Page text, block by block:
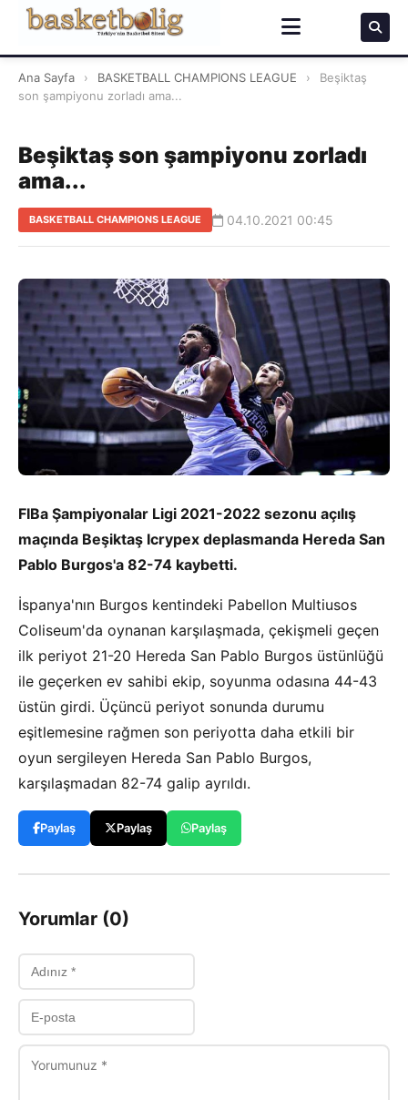
Ana Sayfa › BASKETBALL CHAMPIONS LEAGUE ›
Beşiktaş
son şampiyonu zorladı ama...
Beşiktaş son şampiyonu zorladı
ama...
BASKETBALL CHAMPIONS LEAGUE 04.10.2021 00:45
FIBa Şampiyonalar Ligi 2021-2022 sezonu açılış
maçında Beşiktaş Icrypex deplasmanda Hereda San
Pablo Burgos'a 82-74 kaybetti.
İspanya'nın Burgos kentindeki Pabellon Multiusos
Coliseum'da oynanan karşılaşmada, çekişmeli geçen
ilk periyot 21-20 Hereda San Pablo Burgos üstünlüğü
ile geçerken ev sahibi ekip, soyunma odasına 44-43
üstün girdi. Üçüncü periyot sonunda durumu
eşitlemesine rağmen son periyotta daha etkili bir
oyun sergileyen Hereda San Pablo Burgos,
karşılaşmadan 82-74 galip ayrıldı.
Paylaş Paylaş Paylaş
Yorumlar (0)